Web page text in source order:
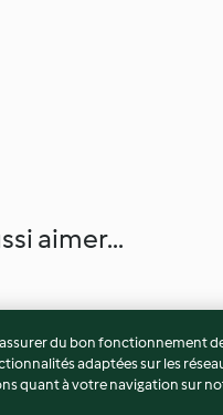
aimer...
du bon fonctionnement
adaptées sur les
quant à votre navigation sur